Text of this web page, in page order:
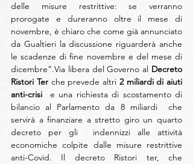
delle misure restrittive: se verranno
prorogate e dureranno oltre il mese di
novembre, è chiaro che come già annunciato
da Gualtieri la discussione riguarderà anche
le scadenze di fine novembre e del mese di
dicembre”.Via libera del Governo al Decreto
Ristori Ter che prevede altri 2 miliardi di aiuti
anti-crisi
  e una richiesta di scostamento di
bilancio al Parlamento da 8 miliardi  che
servirà a finanziare a stretto giro un quarto
decreto per gli  indennizzi alle attività
economiche colpite dalle misure restrittive
anti-Covid. Il decreto Ristori ter, che